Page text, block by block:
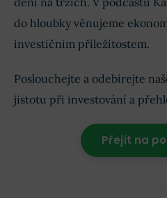
do hloubky věnujeme
investičním příležitostem.
Poslouchejte a odebírejte
jistotu při investování a
Přejít na